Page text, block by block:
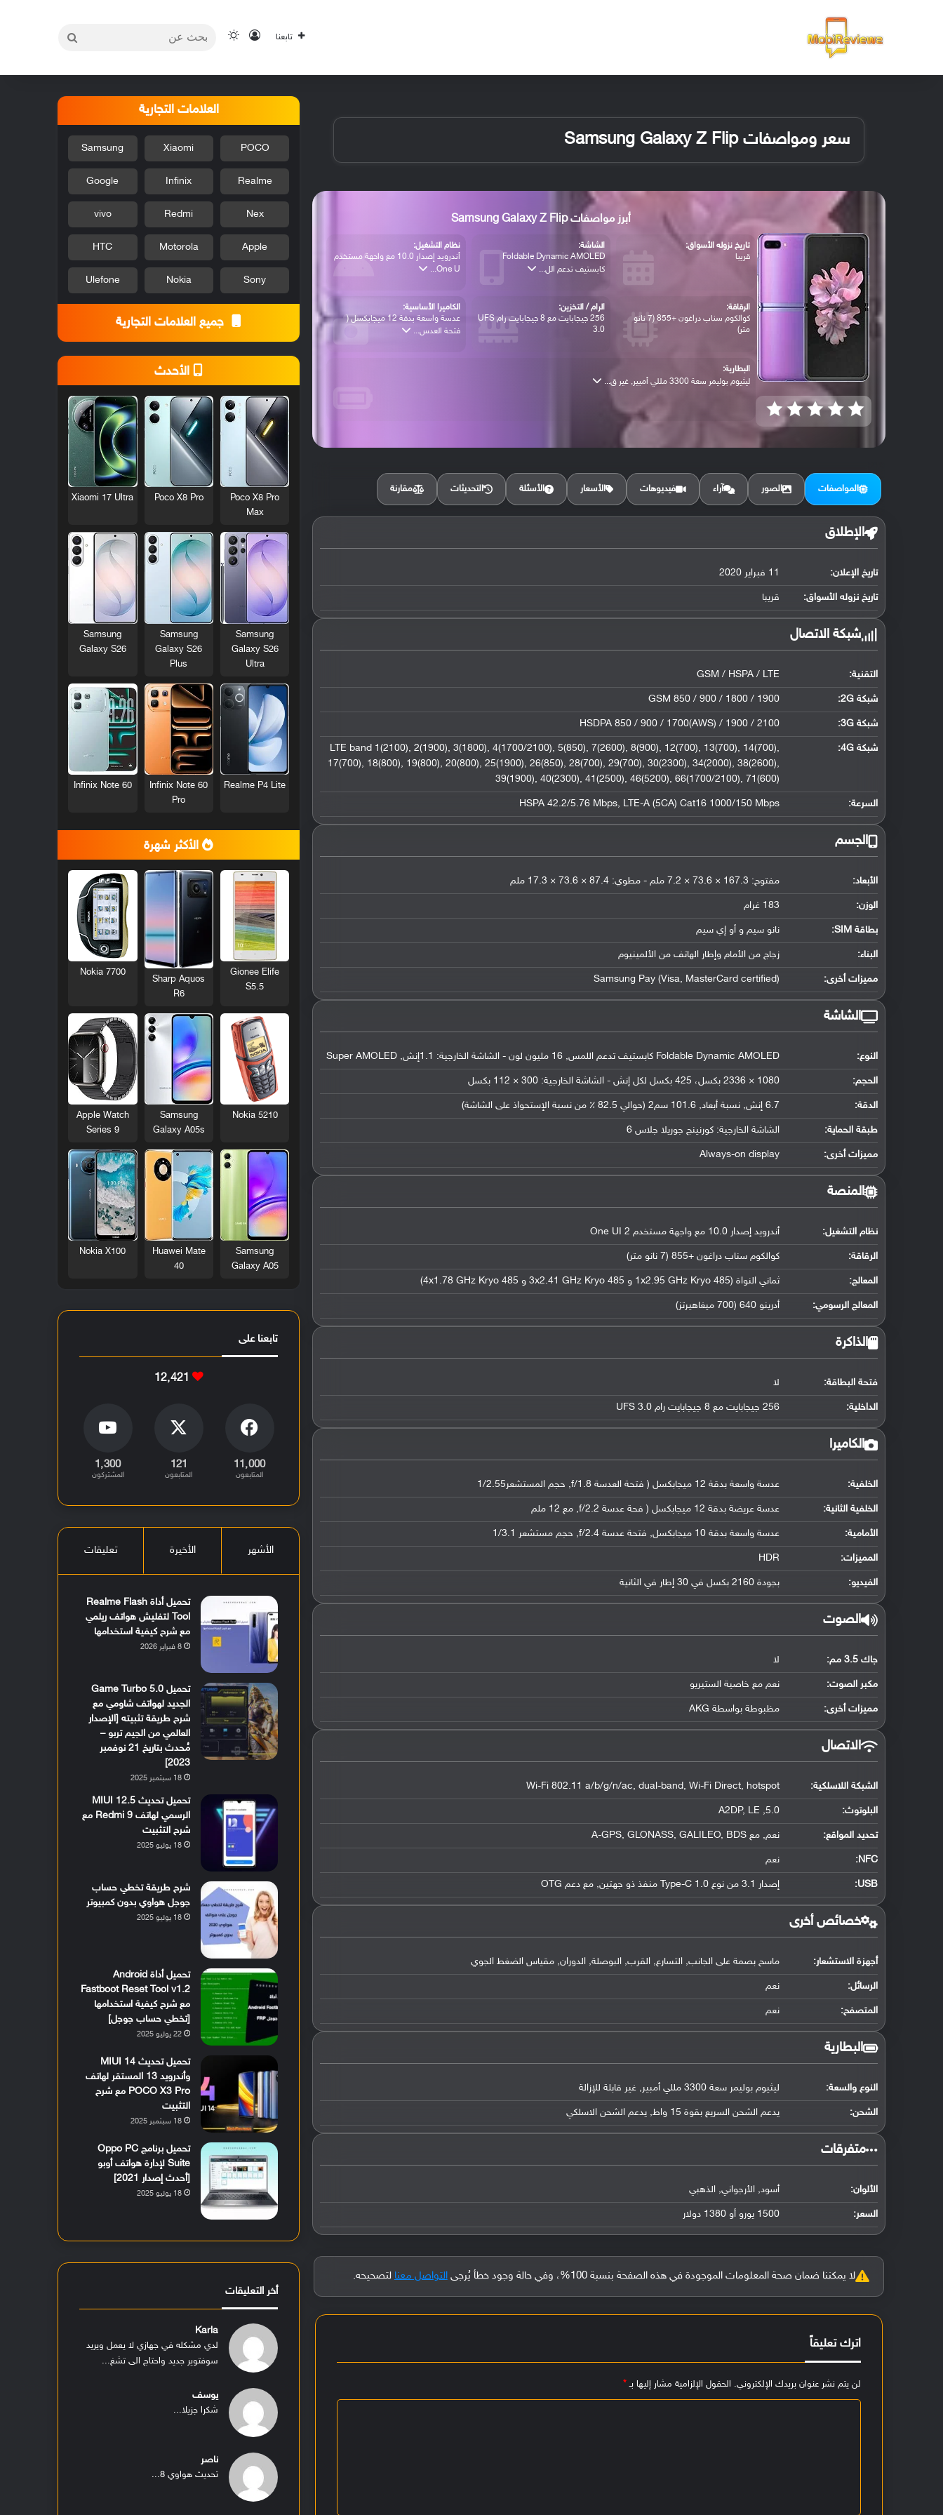
تابعنا تسجيل الدخول
الوضع المظلم
سعر ومواصفات Samsung Galaxy Z Flip
أبرز مواصفات Samsung Galaxy Z Flip
تاريخ نزوله الأسواق:
قريبا
الشاشة:
Foldable Dynamic AMOLED
كابستيف تدعم الل...
نظام التشغيل:
أندرويد إصدار 10.0 مع واجهة مستخدم
One U...
الرقاقة:
كوالكوم سناب دراغون +855 (7 نانو
متر)
الرام / التخزين:
256 جيجابايت مع 8 جيجابايت رام UFS
3.0
الكاميرا الأساسية:
عدسة واسعة بدقة 12 ميجابكسل (
فتحة العدس...
البطارية:
ليثيوم بوليمر سعة 3300 مللي أمبير, غير ق...
المواصفات الصور آراء فيديوهات الأسعار الأسئلة التحديثات مقارنة
الإطلاق
تاريخ الإعلان: 11 فبراير 2020
تاريخ نزوله الأسواق: قريبا
شبكة الاتصال
التقنية: GSM / HSPA / LTE
شبكة 2G: GSM 850 / 900 / 1800 / 1900
شبكة 3G :
HSDPA 850 / 900 / 1700(AWS) / 1900 / 2100
شبكة 4G :
LTE band 1(2100), 2(1900), 3(1800), 4(1700/2100), 5(850), 7(2600), 8(900), 12(700), 13(700), 14(700),
17(700), 18(800), 19(800), 20(800), 25(1900), 26(850), 28(700), 29(700), 30(2300), 34(2000), 38(2600),
39(1900), 40(2300), 41(2500), 46(5200), 66(1700/2100), 71(600)
السرعة: HSPA 42.2/5.76 Mbps, LTE-A (5CA) Cat16 1000/150 Mbps
الجسم
الأبعاد: مفتوح: 167.3 × 73.6 × 7.2 ملم - مطوي: 87.4 × 73.6 × 17.3 ملم
الوزن: 183 غرام
بطاقة SIM: نانو سيم و أو إي سيم
البناء: زجاج من الأمام وإطار الهاتف من الألمينيوم
مميزات أخرى: Samsung Pay (Visa, MasterCard certified)
الشاشة
النوع: Foldable Dynamic AMOLED كابستيف تدعم اللمس, 16 مليون لون - الشاشة الخارجية: 1.1إنش, Super AMOLED
الحجم: 1080 × 2336 بكسل، 425 بكسل لكل إنش - الشاشة الخارجية: 300 × 112 بكسل
الدقة: 6.7 إنش, نسبة أبعاد, 101.6 سم2 (حوالي 82.5 ٪ من نسبة الإستحواذ على الشاشة)
طبقة الحماية: الشاشة الخارجية: كورنينج جوريلا جلاس 6
مميزات أخرى: Always-on display
المنصة
نظام التشغيل: أندرويد إصدار 10.0 مع واجهة مستخدم One UI 2
الرقاقة: كوالكوم سناب دراغون +855 (7 نانو متر)
المعالج: ثماني النواة (1x2.95 GHz Kryo 485 و 3x2.41 GHz Kryo 485 و 4x1.78 GHz Kryo 485)
المعالج الرسومي: أدرينو 640 (700 ميغاهيرتز)
الذاكرة
فتحة البطاقة: لا
الداخلية: 256 جيجابايت مع 8 جيجابايت رام UFS 3.0
الكاميرا
الخلفية: عدسة واسعة بدقة 12 ميجابكسل ( فتحة العدسة f/1.8, حجم المستشعر1/2.55
الخلفية الثانية: عدسة عريضة بدقة 12 ميجابكسل ( فحة عدسة f/2.2, مع 12 ملم
الأمامية: عدسة واسعة بدقة 10 ميجابكسل, فتحة عدسة f/2.4, حجم مستشعر 1/3.1
المميزات: HDR
الفيديو: بجودة 2160 بكسل في 30 إطار في الثانية
الصوت
جاك 3.5 مم: لا
مكبر الصوت: نعم مع خاصية الستيريو
مميزات أخرى: مظبوطة بواسطة AKG
الاتصال
الشبكة اللاسلكية: Wi-Fi 802.11 a/b/g/n/ac, dual-band, Wi-Fi Direct, hotspot
البلوتوث:
5.0, A2DP, LE
تحديد المواقع: نعم, مع A-GPS, GLONASS, GALILEO, BDS
NFC
: نعم
USB
: إصدار 3.1 من نوع Type-C 1.0 منفذ ذو جهتين, مع دعم OTG
خصائص أخرى
أجهزة الاستشعار: ماسح بصمة على الجانب, التسارع, القرب, البوصلة, الدوران, مقياس الضغط الجوي
الرسائل: نعم
المتصفح: نعم
البطارية
النوع والسعة: ليثيوم بوليمر سعة 3300 مللي أمبير, غير قابلة للإزالة
الشحن: يدعم الشحن السريع بقوة 15 واط, يدعم الشحن الاسلكي
‏متفرقات‏
الألوان: أسود, الأرجواني, الذهبي
السعر: 1500 يورو أو 1380 دولار
لا يمكننا ضمان صحة المعلومات الموجودة في هذه الصفحة بنسبة 100%، وفي حالة وجود خطأ يُرجى التواصل معنا لتصحيحه.
اترك تعليقاً
لن يتم نشر عنوان بريدك الإلكتروني. الحقول الإلزامية مشار إليها بـ*
العلامات التجارية
POCO
Xiaomi
Samsung
Realme
Infinix
Google
Nex
Redmi
vivo
Apple
Motorola
HTC
Sony
Nokia
Ulefone
جميع العلامات التجارية
الأحدث
Poco X8 Pro
Max
Poco X8 Pro
Xiaomi 17 Ultra
Samsung
Galaxy S26
Ultra
Samsung
Galaxy S26
Plus
Samsung
Galaxy S26
Realme P4 Lite
Infinix Note 60
Pro
Infinix Note 60
الأكثر شهرة
Gionee Elife
S5.5
Sharp Aquos
R6
Nokia 7700
Nokia 5210
Samsung
Galaxy A05s
Apple Watch
Series 9
Samsung
Galaxy A05
Huawei Mate
40
Nokia X100
تابعنا على
12٬421
11٬000
المتابعون
121
المتابعون
1٬300
المشتركون
الأشهر الأخيرة تعليقات
تحميل أداة Realme Flash
Tool لتفليش هواتف ريلمي
مع شرح كيفية استخدامها
8 فبراير 2026
تحميل Game Turbo 5.0
الجديد لهواتف شاومي مع
شرح طريقة تثبيته [الإصدار
العالمي من الجيم تربو –
مُحدث بتاريخ 21 نوفمبر
2023]
18 سبتمبر 2025
تحميل تحديث MIUI 12.5
الرسمي لهاتف Redmi 9 مع
شرح التثبيت
18 يوليو 2025
شرح طريقة تخطي حساب
جوجل هواوي بدون كمبيوتر
18 يوليو 2025
تحميل أداة Android
Fastboot Reset Tool v1.2
مع شرح كيفية استخدامها
[تخطي حساب جوجل]
22 يوليو 2025
تحميل تحديث MIUI 14
وأندرويد 13 المستقر لهاتف
POCO X3 Pro مع شرح
التثبيت
18 سبتمبر 2025
تحميل برنامج Oppo PC
Suite لإدارة هواتف أوبو
[أحدث إصدار 2021]
18 يوليو 2025
أخر التعليقات
Karla
لدي مشكله في جهازي لا يعمل ويريد
سوفتوير جديد واحتاج الى تشغ...
يوسف
شكرا جزيلا...
ناصر
تحديث هواوي 8...